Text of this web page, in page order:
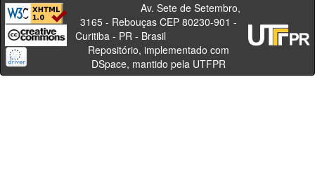
Av. Sete de Setembro,
3165 - Rebouças CEP 80230-901 -
Curitiba - PR - Brasil
Repositório, implementado com
DSpace, mantido pela UTFPR